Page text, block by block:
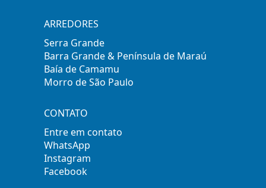
ARREDORES
Serra Grande
Barra Grande & Península de Maraú
Baía de Camamu
Morro de São Paulo
CONTATO
Entre em contato
WhatsApp
Instagram
Facebook